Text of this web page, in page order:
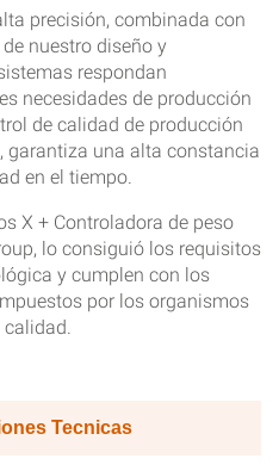
precisión, combinada con
nuestro diseño y
respondan
necesidades de producción
de calidad de producción
garantiza una alta constancia
en el tiempo.
X + Controladora de peso
lo consiguió los requisitos
y cumplen con los
por los organismos
calidad.
Tecnicas